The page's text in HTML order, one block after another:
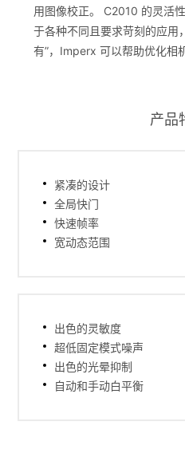
用图像校正。 C2010 的灵活
于各种不同且要求苛刻的应用
有”，Imperx 可以帮助优化相
产品
紧凑的设计
全局快门
快速帧率
宽动态范围
出色的灵敏度
超低固定模式噪声
出色的光晕抑制
自动和手动白平衡